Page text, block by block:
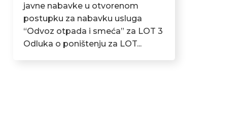
javne nabavke u otvorenom
postupku za nabavku usluga
“Odvoz otpada i smeća” za LOT 3
Odluka o poništenju za LOT...